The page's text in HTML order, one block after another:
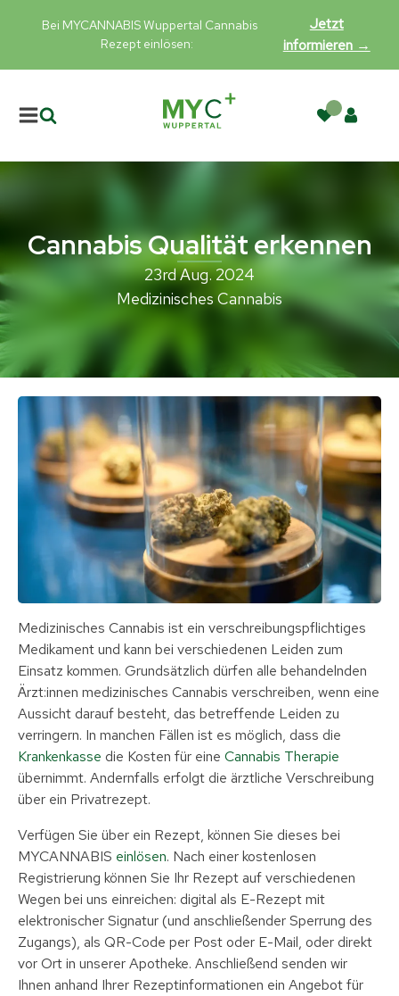
Bei MYCANNABIS Wuppertal Cannabis
Rezept einlösen:
Jetzt
informieren →
Cannabis Qualität erkennen
23rd Aug. 2024
Medizinisches Cannabis
Medizinisches Cannabis ist ein verschreibungspflichtiges
Medikament und kann bei verschiedenen Leiden zum
Einsatz kommen. Grundsätzlich dürfen alle behandelnden
Ärzt:innen medizinisches Cannabis verschreiben, wenn eine
Aussicht darauf besteht, das betreffende Leiden zu
verringern. In manchen Fällen ist es möglich, dass die
Krankenkasse die Kosten für eine Cannabis Therapie
übernimmt. Andernfalls erfolgt die ärztliche Verschreibung
über ein Privatrezept.
Verfügen Sie über ein Rezept, können Sie dieses bei
MYCANNABIS einlösen. Nach einer kostenlosen
Registrierung können Sie Ihr Rezept auf verschiedenen
Wegen bei uns einreichen: digital als E-Rezept mit
elektronischer Signatur (und anschließender Sperrung des
Zugangs), als QR-Code per Post oder E-Mail, oder direkt
vor Ort in unserer Apotheke. Anschließend senden wir
Ihnen anhand Ihrer Rezeptinformationen ein Angebot für